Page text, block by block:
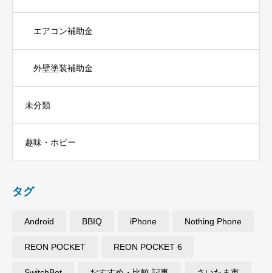
エアコン補助金
外壁塗装補助金
未分類
趣味・ホビー
タグ
Android BBIQ iPhone Nothing Phone
REON POCKET REON POCKET 6